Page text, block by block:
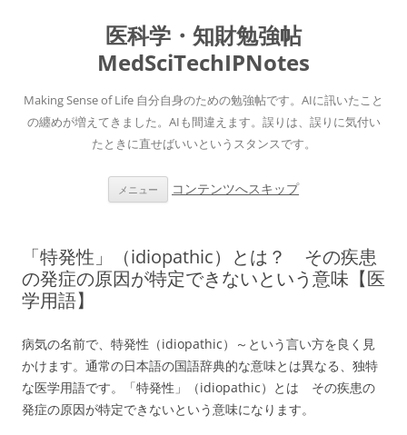
医科学・知財勉強帖
MedSciTechIPNotes
Making Sense of Life 自分自身のための勉強帖です。AIに訊いたこと
の纏めが増えてきました。AIも間違えます。誤りは、誤りに気付い
たときに直せばいいというスタンスです。
メニュー コンテンツへスキップ
「特発性」（idiopathic）とは？ その疾患
の発症の原因が特定できないという意味【医
学用語】
病気の名前で、特発性（idiopathic）～という言い方を良く見
かけます。通常の日本語の国語辞典的な意味とは異なる、独特
な医学用語です。「特発性」（idiopathic）とは その疾患の
発症の原因が特定できないという意味になります。